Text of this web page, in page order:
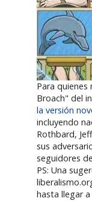
Para
Broach" del
la versión
incluyendo
Rothbard,
sus
seguidores
PS: Una
hasta llegar